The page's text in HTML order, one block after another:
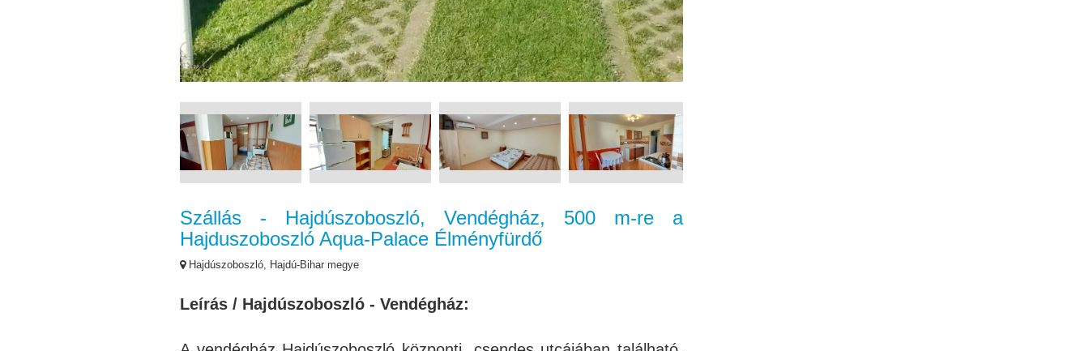
Szállás - Hajdúszoboszló, Vendégház, 500 m-re a
Hajduszoboszló Aqua-Palace Élményfürdő
Hajdúszoboszló, Hajdú-Bihar megye
Leírás / Hajdúszoboszló - Vendégház: